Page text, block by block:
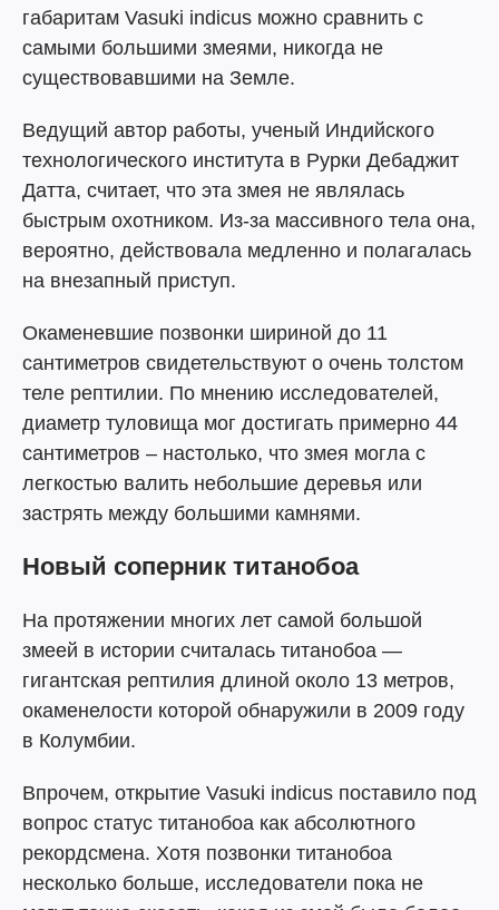
габаритам Vasuki indicus можно сравнить с
самыми большими змеями, никогда не
существовавшими на Земле.
Ведущий автор работы, ученый Индийского
технологического института в Рурки Дебаджит
Датта, считает, что эта змея не являлась
быстрым охотником. Из-за массивного тела она,
вероятно, действовала медленно и полагалась
на внезапный приступ.
Окаменевшие позвонки шириной до 11
сантиметров свидетельствуют о очень толстом
теле рептилии. По мнению исследователей,
диаметр туловища мог достигать примерно 44
сантиметров – настолько, что змея могла с
легкостью валить небольшие деревья или
застрять между большими камнями.
Новый соперник титанобоа
На протяжении многих лет самой большой
змеей в истории считалась титанобоа —
гигантская рептилия длиной около 13 метров,
окаменелости которой обнаружили в 2009 году
в Колумбии.
Впрочем, открытие Vasuki indicus поставило под
вопрос статус титанобоа как абсолютного
рекордсмена. Хотя позвонки титанобоа
несколько больше, исследователи пока не